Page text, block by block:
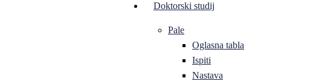
Doktorski studij
Pale
Oglasna tabla
Ispiti
Nastava